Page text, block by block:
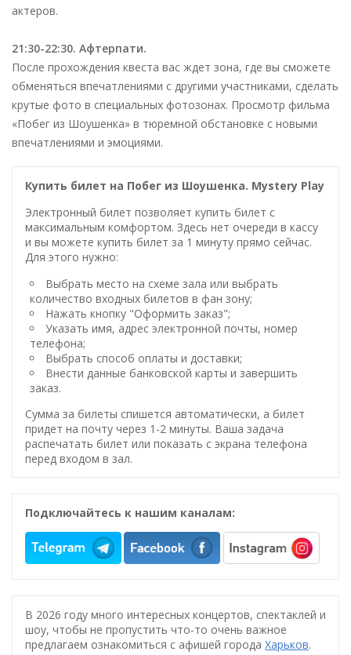
актеров.
21:30-22:30. Афтерпати.
После прохождения квеста вас ждет зона, где вы сможете
обменяться впечатлениями с другими участниками, сделать
крутые фото в специальных фотозонах. Просмотр фильма
«Побег из Шоушенка» в тюремной обстановке с новыми
впечатлениями и эмоциями.
Купить билет на Побег из Шоушенка. Mystery Play
Электронный билет позволяет купить билет с
максимальным комфортом. Здесь нет очереди в кассу
и вы можете купить билет за 1 минуту прямо сейчас.
Для этого нужно:
Выбрать место на схеме зала или выбрать
количество входных билетов в фан зону;
Нажать кнопку "Оформить заказ";
Указать имя, адрес электронной почты, номер
телефона;
Выбрать способ оплаты и доставки;
Внести данные банковской карты и завершить
заказ.
Сумма за билеты спишется автоматически, а билет
придет на почту через 1-2 минуты. Ваша задача
распечатать билет или показать с экрана телефона
перед входом в зал.
Подключайтесь к нашим каналам:
В 2026 году много интересных концертов, спектаклей и
шоу, чтобы не пропустить что-то очень важное
предлагаем ознакомиться с афишей города Харьков.